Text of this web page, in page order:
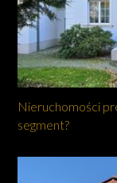
Nieruchomości
segment?